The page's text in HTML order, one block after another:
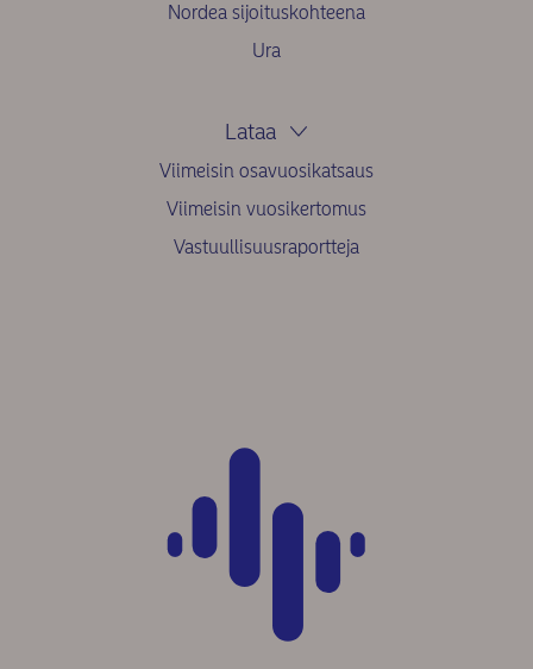
Nordea sijoituskohteena
Ura
Lataa
Viimeisin osavuosikatsaus
Viimeisin vuosikertomus
Vastuullisuusraportteja